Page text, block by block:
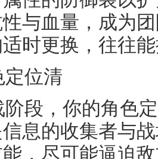
与血量，成为
时更换，往往
定位清
段，你的角色
息的收集者与
，尽可能逼迫